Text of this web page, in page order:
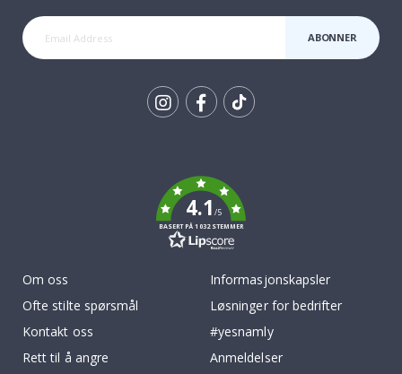
ABONNER
4.1/5
BASERT PÅ 1032 STEMMER
Om oss
Ofte stilte spørsmål
Kontakt oss
Rett til å angre
Informasjonskapsler
Løsninger for bedrifter
#yesnamly
Anmeldelser